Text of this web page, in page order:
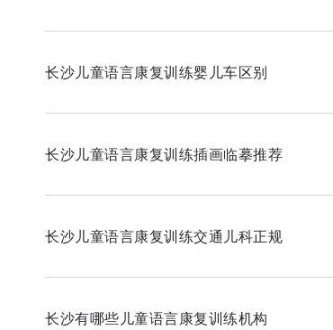
长沙儿童语言康复训练婴儿车区别
长沙儿童语言康复训练插画临摹推荐
长沙儿童语言康复训练交通儿科正规
长沙有哪些儿童语言康复训练机构